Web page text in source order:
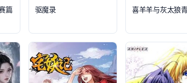
篇 驱魔录